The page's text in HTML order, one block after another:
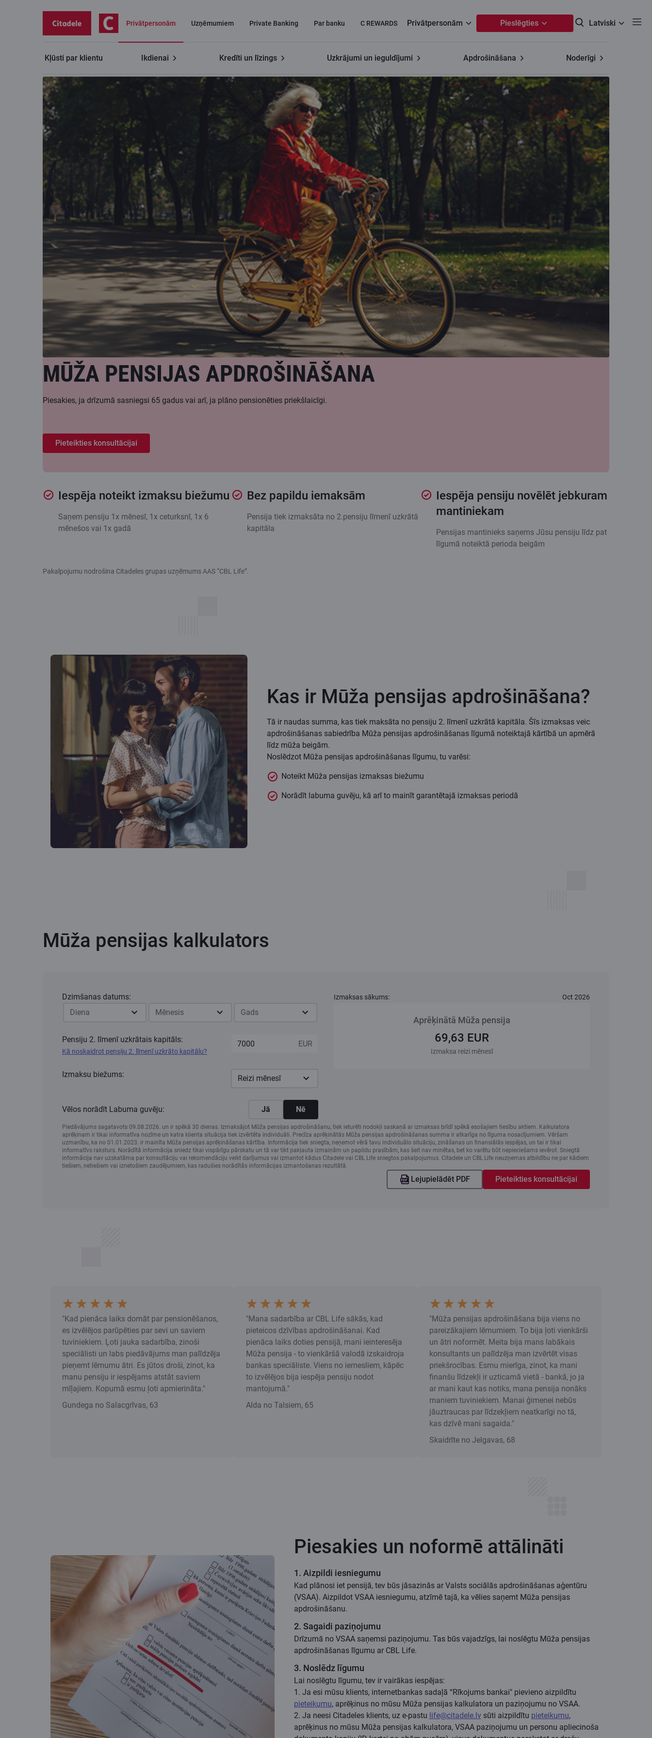
Privātpersonām Uzņēmumiem Private Banking Par banku C REWARDS Privātpersonām Pieslēgties Latviski
Kļūsti par klientu Ikdienai Kredīti un līzings Uzkrājumi un ieguldījumi Apdrošināšana Noderīgi
MŪŽA PENSIJAS APDROŠINĀŠANA
Piesakies, ja drīzumā sasniegsi 65 gadus vai arī, ja plāno pensionēties priekšlaicīgi.
Pieteikties konsultācijai
Iespēja noteikt izmaksu biežumu
Saņem pensiju 1x mēnesī, 1x ceturksnī, 1x 6
mēnešos vai 1x gadā
Bez papildu iemaksām
Pensija tiek izmaksāta no 2.pensiju līmenī uzkrātā
kapitāla
Iespēja pensiju novēlēt jebkuram
mantiniekam
Pensijas mantinieks saņems Jūsu pensiju līdz pat
līgumā noteiktā perioda beigām
Pakalpojumu nodrošina Citadeles grupas uzņēmums AAS “CBL Life”.
Kas ir Mūža pensijas apdrošināšana?
Tā ir naudas summa, kas tiek maksāta no pensiju 2. līmenī uzkrātā kapitāla. Šīs izmaksas veic
apdrošināšanas sabiedrība Mūža pensijas apdrošināšanas līgumā noteiktajā kārtībā un apmērā
līdz mūža beigām.
Noslēdzot Mūža pensijas apdrošināšanas līgumu, tu varēsi:
Noteikt Mūža pensijas izmaksas biežumu
Norādīt labuma guvēju, kā arī to mainīt garantētajā izmaksas periodā
Mūža pensijas kalkulators
Dzimšanas datums:
Diena
Mēnesis Gads
Pensiju 2. līmenī uzkrātais kapitāls:
Kā noskaidrot pensiju 2. līmenī uzkrāto kapitālu?
Izmaksu biežums: Reizi mēnesī
Vēlos norādīt Labuma guvēju: Jā Nē
Izmaksas sākums: Oct 2026
Aprēķinātā Mūža pensija
69,63 EUR
Izmaksa reizi mēnesī
Piedāvājums sagatavots 09.08.2026. un ir spēkā 30 dienas. Izmaksājot Mūža pensijas apdrošināšanu, tiek ieturēti nodokļi saskaņā ar izmaksas brīdī spēkā esošajiem tiesību aktiem. Kalkulatora
aprēķinam ir tikai informatīva nozīme un katra klienta situācija tiek izvērtēta individuāli. Precīza aprēķinātās Mūža pensijas apdrošināšanas summa ir atkarīga no līguma nosacījumiem. Vēršam
uzmanību, ka no 01.01.2023. ir mainīta Mūža pensijas aprēķināšanas kārtība. Informācija tiek sniegta, neņemot vērā tavu individuālo situāciju, zināšanas un finansiālās iespējas, un tai ir tikai
informatīvs raksturs. Norādītā informācija sniedz tikai vispārīgu pārskatu un tā var tikt pakļauta izmaiņām un papildu prasībām, kas šeit nav minētas, bet ko varētu būt nepieciešams ievērot. Sniegtā
informācija nav uzskatāma par konsultāciju vai rekomendāciju veikt darījumus vai izmantot kādus Citadele vai CBL Life sniegtos pakalpojumus. Citadele un CBL Life neuzņemas atbildību ne par kādiem
tiešiem, netiešiem vai izrietošiem zaudējumiem, kas radušies norādītās informācijas izmantošanas rezultātā.
Lejupielādēt PDF Pieteikties konsultācijai
"Kad pienāca laiks domāt par pensionēšanos,
es izvēlējos parūpēties par sevi un saviem
tuviniekiem. Ļoti jauka sadarbība, zinoši
speciālisti un labs piedāvājums man palīdzēja
pieņemt lēmumu ātri. Es jūtos droši, zinot, ka
manu pensiju ir iespējams atstāt saviem
mīļajiem. Kopumā esmu ļoti apmierināta."
Gundega no Salacgrīvas, 63
"Mana sadarbība ar CBL Life sākās, kad
pieteicos dzīvības apdrošināšanai. Kad
pienāca laiks doties pensijā, mani ieinteresēja
Mūža pensija - to vienkāršā valodā izskaidroja
bankas speciāliste. Viens no iemesliem, kāpēc
to izvēlējos bija iespēja pensiju nodot
mantojumā."
Alda no Talsiem, 65
"Mūža pensijas apdrošināšana bija viens no
pareizākajiem lēmumiem. To bija ļoti vienkārši
un ātri noformēt. Meita bija mans labākais
konsultants un palīdzēja man izvērtēt visas
priekšrocības. Esmu mierīga, zinot, ka mani
finanšu līdzekļi ir uzticamā vietā - bankā, jo ja
ar mani kaut kas notiks, mana pensija nonāks
maniem tuviniekiem. Manai ģimenei nebūs
jāuztraucas par līdzekļiem neatkarīgi no tā,
kas dzīvē mani sagaida."
Skaidrīte no Jelgavas, 68
Piesakies un noformē attālināti
1. Aizpildi iesniegumu
Kad plānosi iet pensijā, tev būs jāsazinās ar Valsts sociālās apdrošināšanas aģentūru
(VSAA). Aizpildot VSAA iesniegumu, atzīmē tajā, ka vēlies saņemt Mūža pensijas
apdrošināšanu.
2. Sagaidi paziņojumu
Drīzumā no VSAA saņemsi paziņojumu. Tas būs vajadzīgs, lai noslēgtu Mūža pensijas
apdrošināšanas līgumu ar CBL Life.
3. Noslēdz līgumu
Lai noslēgtu līgumu, tev ir vairākas iespējas:
1. Ja esi mūsu klients, internetbankas sadaļā “Rīkojums bankai" pievieno aizpildītu
pieteikumu, aprēķinus no mūsu Mūža pensijas kalkulatora un paziņojumu no VSAA.
2. Ja neesi Citadeles klients, uz e-pastu life@citadele.lvsūti aizpildītu pieteikumu,
aprēķinus no mūsu Mūža pensijas kalkulatora, VSAA paziņojumu un personu apliecinoša